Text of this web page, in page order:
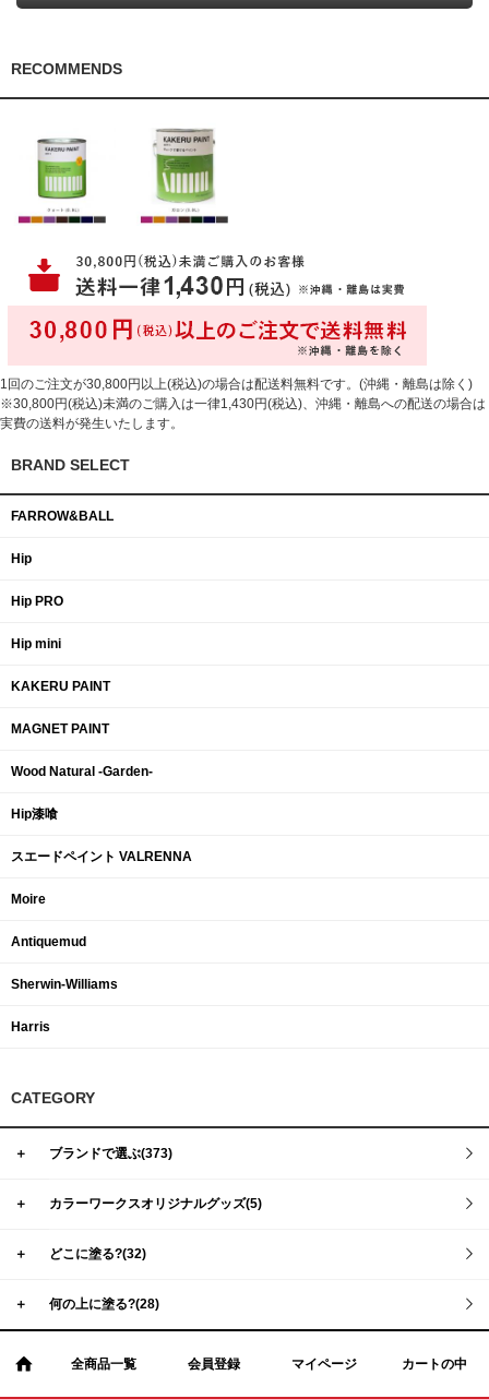
RECOMMENDS
1回のご注文が30,800円以上(税込)の場合は配送料無料です。(沖縄・離島は除く)
※30,800円(税込)未満のご購入は一律1,430円(税込)、沖縄・離島への配送の場合は
実費の送料が発生いたします。
BRAND SELECT
FARROW&BALL
Hip
Hip PRO
Hip mini
KAKERU PAINT
MAGNET PAINT
Wood Natural -Garden-
Hip漆喰
スエードペイント VALRENNA
Moire
Antiquemud
Sherwin-Williams
Harris
CATEGORY
＋ ブランドで選ぶ(373)
＋ カラーワークスオリジナルグッズ(5)
＋ どこに塗る?(32)
＋ 何の上に塗る?(28)
全商品一覧 会員登録 マイページ カートの中